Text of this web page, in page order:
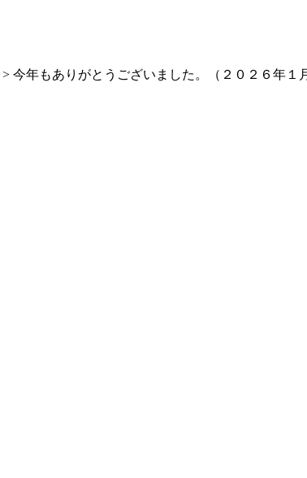
> 今年もありがとうございました。（２０２６年１